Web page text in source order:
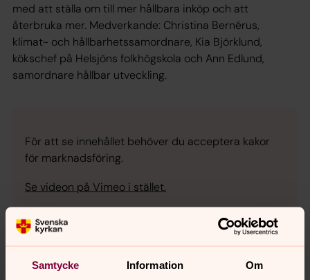
Samtycke Information Om
med att ställa om till mer hållbara inköp och att
återbruka mer. Medverkande: Christina Bernérus,
klimat- och hållbarhetssamordnare, Kia Björklund,
kökschef på Helsjöns folkhögskola och Ann Edlund,
samordnare hållbar utveckling.
För att se innehållet behöver du acceptera kakor
för marknadsföring.
Se videon på Vimeo i stället.
Ändra inställningar